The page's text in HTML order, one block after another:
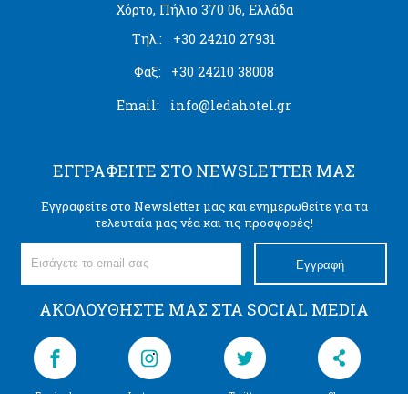
Χόρτο, Πήλιο 370 06, Ελλάδα
Τηλ.:
+30 24210 27931
Φαξ:
+30 24210 38008
Email:
info@ledahotel.gr
ΕΓΓΡΑΦΕΊΤΕ ΣΤΟ NEWSLETTER ΜΑΣ
Εγγραφείτε στο Newsletter μας και ενημερωθείτε για τα
τελευταία μας νέα και τις προσφορές!
Εγγραφή
ΑΚΟΛΟΥΘΉΣΤΕ ΜΑΣ ΣΤΑ SOCIAL MEDIA